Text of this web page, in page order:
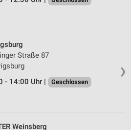
❯
Straße 87
- 14:00 Uhr |
Geschlossen
Weinsberg